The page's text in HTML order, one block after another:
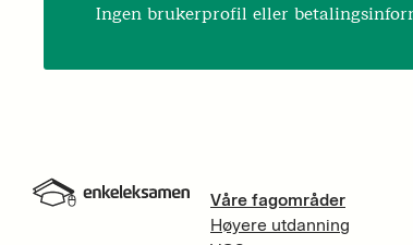
Ingen brukerprofil eller
Våre fagområder
Høyere utdanning